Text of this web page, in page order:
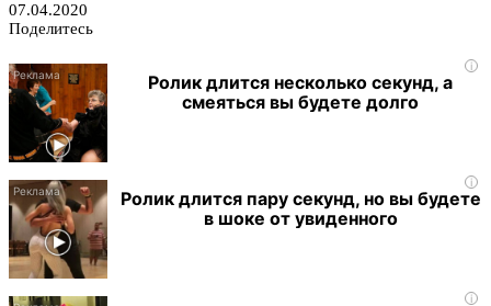
07.04.2020
Поделитесь
i
Ролик длится несколько секунд, а
смеяться вы будете долго
i
Ролик длится пару секунд, но вы будете
в шоке от увиденного
i